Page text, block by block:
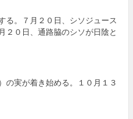
る。７月２０日、シソジュース
２０日、通路脇のシソが日陰と
の実が着き始める。１０月１３